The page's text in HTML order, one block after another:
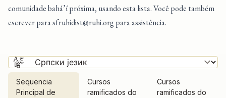
comunidade bahá’í próxima, usando esta lista. Você pode também
escrever parasfruhidist@ruhi.orgpara assistência.
Sequencia
Principal de
Cursos
ramificados do
Cursos
ramificados do